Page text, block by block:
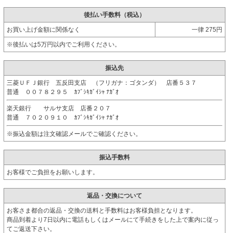
後払い手数料（税込）
お買い上げ金額に関係なく 一律 275円
※後払いは5万円以内でご利用ください。
振込先
三菱ＵＦＪ銀行 五反田支店 （フリガナ：ゴタンダ） 店番５３７
普通 ００７８２９５ ｶﾌﾞｼｷｶﾞｲｼｬ ﾅｶﾞｵ
楽天銀行 サルサ支店 店番２０７
普通 ７０２０９１０ ｶﾌﾞｼｷｶﾞｲｼｬ ﾅｶﾞｵ
※振込金額は注文確認メールでご確認ください。
振込手数料
お客様でご負担をお願いします。
返品・交換について
お客さま都合の返品・交換の送料と手数料はお客様負担となります。
商品到着より7日以内に電話もしくはメールにて手続きをした上で案内に従っ
てご返送下さい。